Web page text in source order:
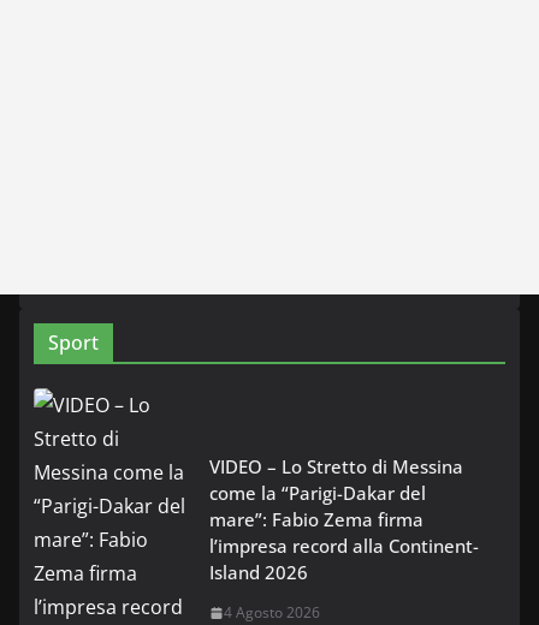
Sport
VIDEO – Lo Stretto di Messina
come la “Parigi-Dakar del
mare”: Fabio Zema firma
l’impresa record alla Continent-
Island 2026
4 Agosto 2026